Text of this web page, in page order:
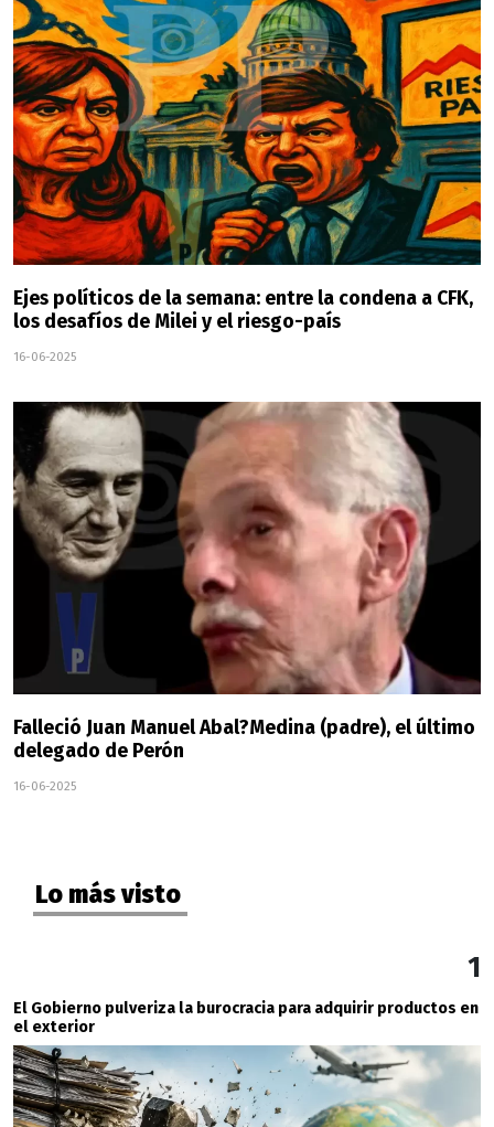
Ejes políticos de la semana: entre la condena a CFK,
los desafíos de Milei y el riesgo-país
16-06-2025
Falleció Juan Manuel Abal?Medina (padre), el último
delegado de Perón
16-06-2025
Lo más visto
1
El Gobierno pulveriza la burocracia para adquirir productos en
el exterior